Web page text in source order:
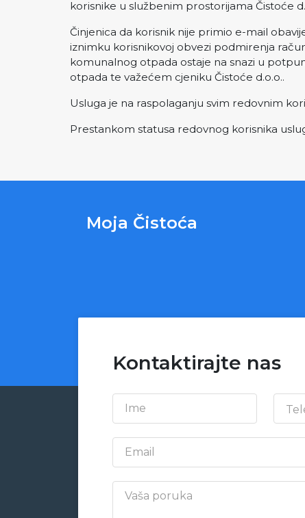
korisnike u službenim prostorijama Čistoće
Činjenica da korisnik nije primio e-mail
iznimku korisnikovoj obvezi podmirenja
komunalnog otpada ostaje na snazi u
otpada te važećem cjeniku Čistoće d.o.o..
Usluga je na raspolaganju svim redovnim
Prestankom statusa redovnog korisnika
Moja Čistoća
Kontaktirajte nas
Ime
Email
Vaša poruka